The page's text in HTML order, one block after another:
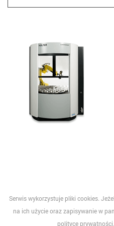
Serwis wykorzystuje pliki cookies.
na ich użycie oraz zapisywanie w
polityce prywatności